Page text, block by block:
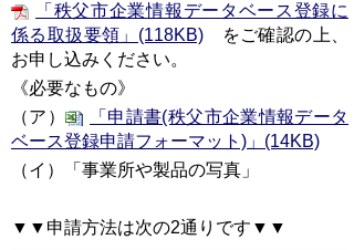
「秩父市企業情報データベース登録に
係る取扱要領」(118KB)
をご確認の上、
お申し込みください。
《必要なもの》
（ア）
「申請書(秩父市企業情報データ
ベース登録申請フォーマット)」(14KB)
（イ）「事業所や製品の写真」
▼▼申請方法は次の2通りです▼▼